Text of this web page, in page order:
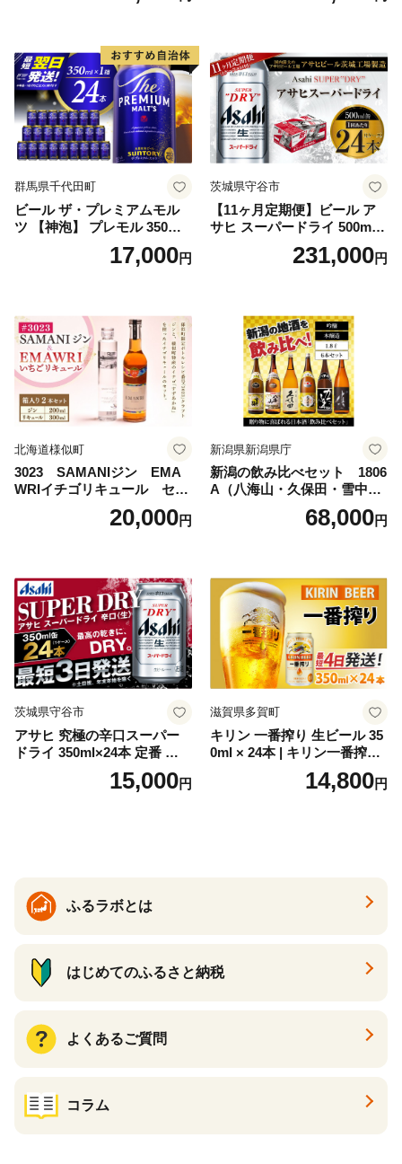
群馬県千代田町
ビール ザ・プレミアムモル
ツ 【神泡】 プレモル 350ml
× 24本 サントリー〈天然水の
ビール工場〉群馬※沖縄・離
17,000円
茨城県守谷市
【11ヶ月定期便】ビール ア
サヒ スーパードライ 500ml 2
4本 1ケース×11ヶ月 | アサヒ
ビール 究極の辛口 酒 お酒 ア
uper dry 11回 缶ビール 缶 ギ
フト 内祝い 茨城県守谷市 送
料無料
231,000円
北海道様似町
3023 SAMANIジン EMA
WRIイチゴリキュール セッ
ト（箱入り）【大人の味 酒
お酒 洋酒 スピリッツ クラフ
セット 詰め合わせ カクテル
ソーダ割り アルコール ロッ
ク ソーダ ジントニック 】
20,000円
新潟県新潟県庁
新潟の飲み比べセット 1806
A（八海山・久保田・雪中
梅・越乃寒梅・かたふね・千
68,000円
茨城県守谷市
アサヒ 究極の辛口スーパー
ドライ 350ml×24本 定番 ビー
ル 缶ビール 酒 お酒 アルコー
15,000円
滋賀県多賀町
キリン 一番搾り 生ビール 35
0ml × 24本 | キリン一番搾り
キリンビール 一番搾り ビー
ル 24缶 きりんいちばんしぼ
14,800円
ふるラボとは
はじめてのふるさと納税
よくあるご質問
コラム